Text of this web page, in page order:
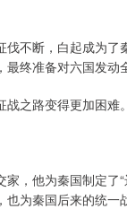
不断，白起成为
终准备对六国发动
之路变得更加困难
，他为秦国制定了
为秦国后来的统一